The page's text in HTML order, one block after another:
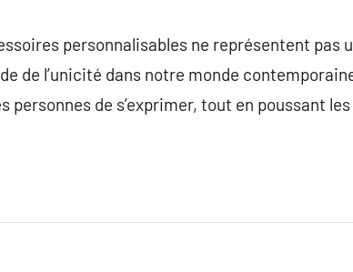
personnalisables ne représentent pas
de l’unicité dans notre monde
de s’exprimer, tout en poussant